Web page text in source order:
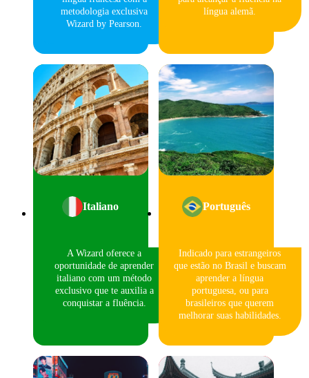
metodologia exclusiva
Wizard by Pearson.
língua alemã.
Italiano
A Wizard oferece a
oportunidade de aprender
italiano com um método
exclusivo que te auxilia a
conquistar a fluência.
Português
Indicado para estrangeiros
que estão no Brasil e buscam
aprender a língua
portuguesa, ou para
brasileiros que querem
melhorar suas habilidades.